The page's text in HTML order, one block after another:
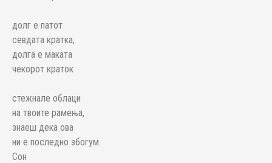
долг е патот
севдата кратка,
долга е маката
чекорот краток
стежнале облаци
на твоите рамења,
знаеш дека ова
ни е последно збогум.
Сон